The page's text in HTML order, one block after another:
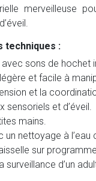
merveilleuse
techniques :
sons de hochet
et facile à
et la
sensoriels et d’éveil.
mains.
un nettoyage à l’eau
sur
surveillance d’un